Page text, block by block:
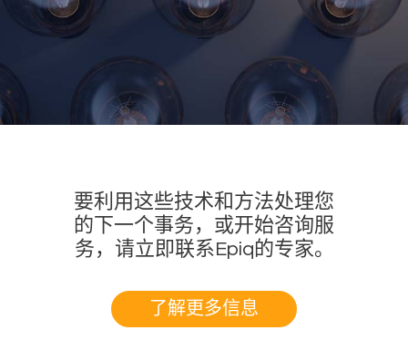
要利用这些技术和方法处理您
的下一个事务，或开始咨询服
务，请立即联系Epiq的专家。
了解更多信息